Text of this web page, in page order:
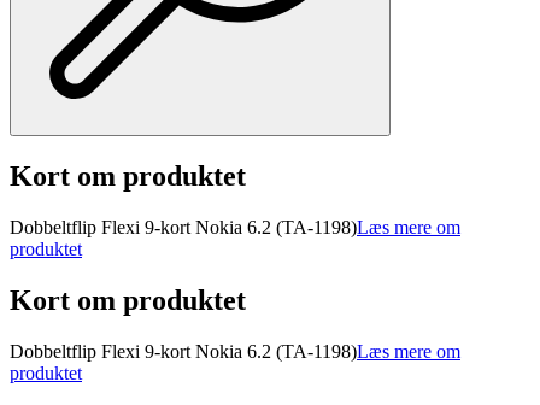
Kort om produktet
Dobbeltflip Flexi 9-kort Nokia 6.2 (TA-1198)Læs mere om
produktet
Kort om produktet
Dobbeltflip Flexi 9-kort Nokia 6.2 (TA-1198)Læs mere om
produktet